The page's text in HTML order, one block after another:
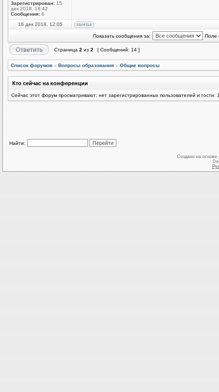
Зарегистрирован: 15
дек 2018, 18:42
Сообщения: 6
16 дек 2018, 12:05
Показать сообщения за: Поле
Страница 2 из 2 [ Сообщений: 14 ]
Список форумов » Вопросы образования » Общие вопросы
Кто сейчас на конференции
Сейчас этот форум просматривают: нет зарегистрированных пользователей и гости:
Найти:
Создано на основе